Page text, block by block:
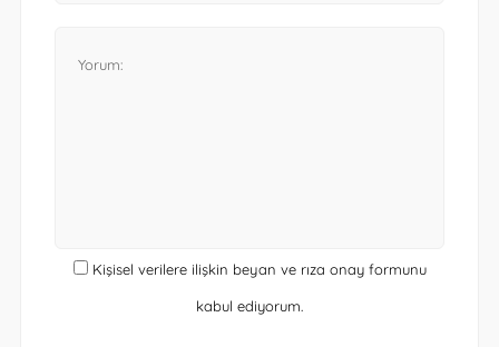
Kişisel verilere ilişkin beyan ve rıza onay formunu
kabul ediyorum.